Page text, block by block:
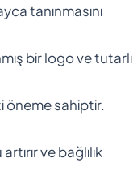
tanınmasını
bir logo ve tutarlı
öneme sahiptir.
ve bağlılık